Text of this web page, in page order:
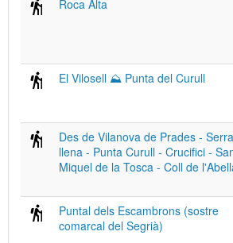
Roca Alta
El Vilosell ⛰ Punta del Curull
Des de Vilanova de Prades -
llena - Punta Curull - Crucifici -
Miquel de la Tosca - Coll de
Puntal dels Escambrons (sostre
comarcal del Segrià)